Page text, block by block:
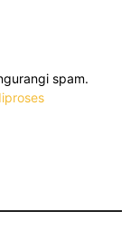
spam.